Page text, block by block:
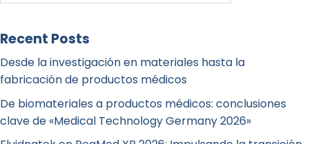
Recent Posts
Desde la investigación en materiales hasta la
fabricación de productos médicos
De biomateriales a productos médicos: conclusiones
clave de «Medical Technology Germany 2026»